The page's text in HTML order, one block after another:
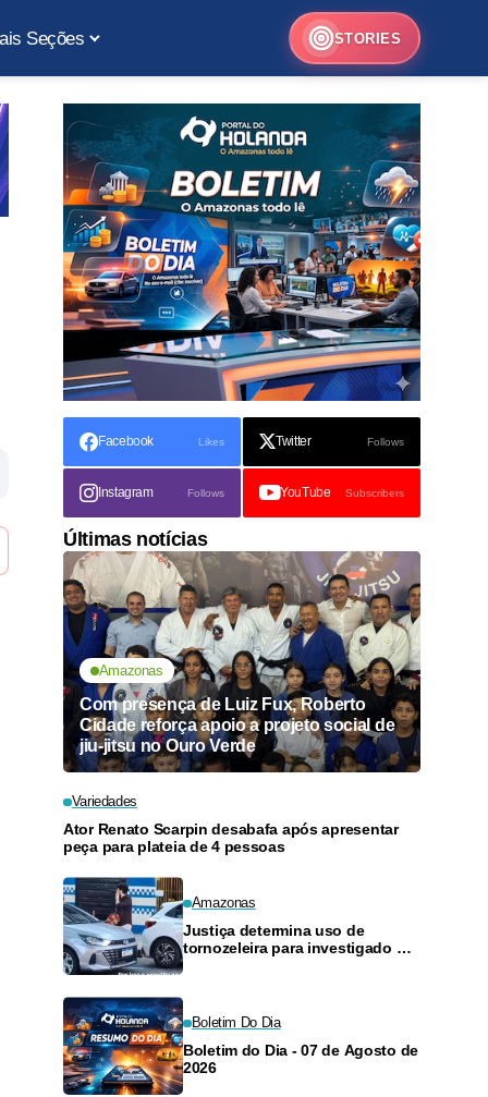
Seções STORIES
Facebook Likes Twitter Follows
Instagram Follows YouTube Subscribers
Últimas notícias
Amazonas
Com presença de Luiz Fux, Roberto
Cidade reforça apoio a projeto social de
jiu-jitsu no Ouro Verde
Variedades
Ator Renato Scarpin desabafa após apresentar
peça para plateia de 4 pessoas
Amazonas
Justiça determina uso de
tornozeleira para investigado por
Boletim Do Dia
Boletim do Dia - 07 de Agosto de
2026